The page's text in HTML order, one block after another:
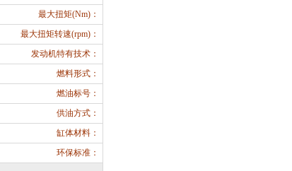
最大扭矩(Nm)：
最大扭矩转速(rpm)：
发动机特有技术：
燃料形式：
燃油标号：
供油方式：
缸体材料：
环保标准：